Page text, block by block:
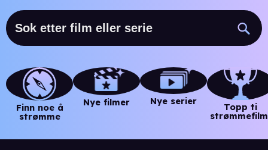
Finn noe å
strømme
Nye filmer Nye serier
Topp ti